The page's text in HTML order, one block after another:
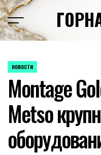
Перейти
к
содержимому
ОПУБЛИКОВАНО
НОВОСТИ
Montage
Metso